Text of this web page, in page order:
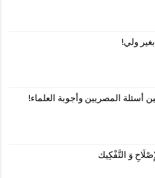
ولي!
أسئلة المصريين وأجوبة العلماء!
وَ التَّفْكِيك